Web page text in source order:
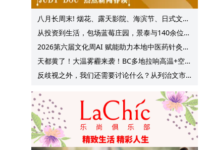
八月长周末! 烟花、露天影院、海滨节、日式文化
节庆, 大温哥华各种精彩活动上线!
从投资到生活，包场蓝莓庄园，景泰与140余位客
户共享夏日”莓”好时光
2026第六届文化周AI 赋能助力本地中医药针灸服
务提质升级
天都黄了！大温雾霾来袭！BC多地拉响高温+空气
质量预警 最高可达35°C！
反歧视之外，我们还需要讨论什么？从列治文市